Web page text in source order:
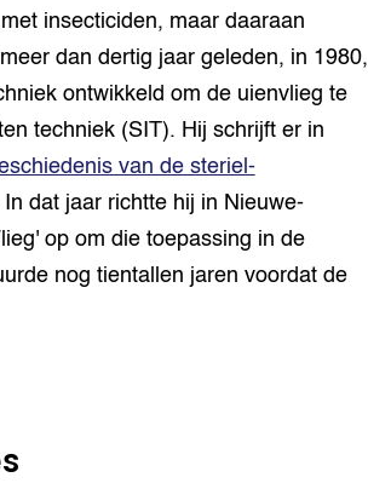
insecticiden, maar daaraan
dan dertig jaar geleden, in 1980,
ontwikkeld om de uienvlieg te
techniek (SIT). Hij schrijft er in
van de steriel-
In dat jaar richtte hij in Nieuwe-
op om die toepassing in de
nog tientallen jaren voordat de